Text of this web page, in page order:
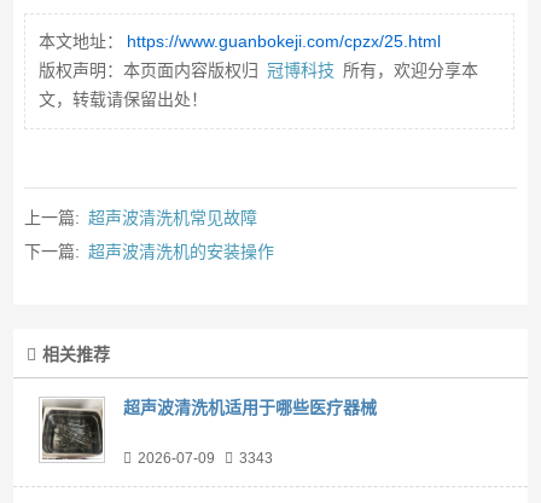
本文地址：
https://www.guanbokeji.com/cpzx/25.html
版权声明：本页面内容版权归 冠博科技 所有，欢迎分享本
文，转载请保留出处！
上一篇: 超声波清洗机常见故障
下一篇: 超声波清洗机的安装操作
相关推荐
超声波清洗机适用于哪些医疗器械
2026-07-09 3343